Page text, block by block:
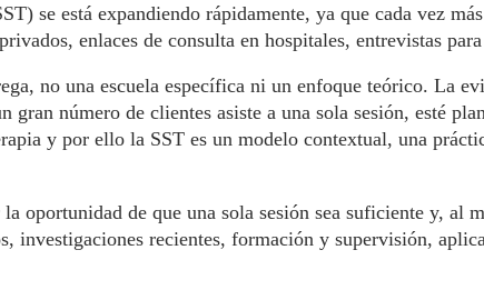
se está expandiendo rápidamente, ya que cada vez
enlaces de consulta en hospitales, entrevistas
no una escuela específica ni un enfoque teórico. La
gran número de clientes asiste a una sola sesión, esté
y por ello la SST es un modelo contextual, una
oportunidad de que una sola sesión sea suficiente y, al
investigaciones recientes, formación y supervisión,